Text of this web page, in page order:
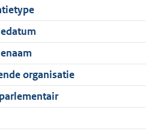
K 1
organisatie